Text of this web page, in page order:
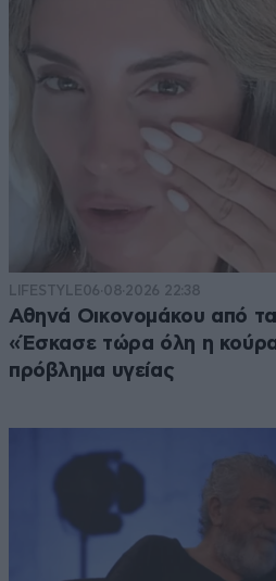
LIFESTYLE06·08·2026 22:38
Αθηνά Οικονομάκου από
«Έσκασε τώρα όλη η
πρόβλημα υγείας